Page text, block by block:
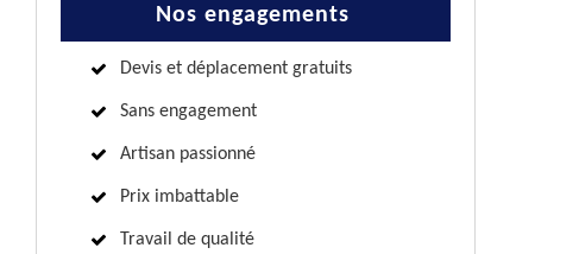
Nos engagements
Devis et déplacement gratuits
Sans engagement
Artisan passionné
Prix imbattable
Travail de qualité